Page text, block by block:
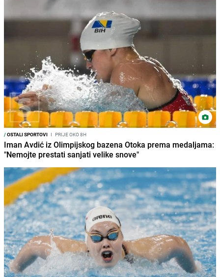
/OSTALI SPORTOVI I PRIJE OKO 8H
Iman Avdić iz Olimpijskog bazena Otoka prema medaljama:
"Nemojte prestati sanjati velike snove"